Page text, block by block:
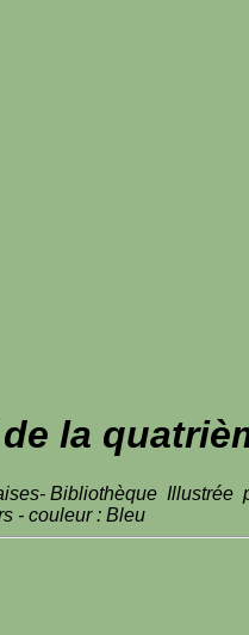
la
Bibliothèque Illustrée
- couleur : Bleu